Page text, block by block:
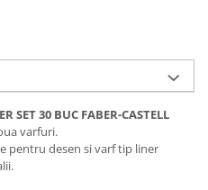
SET 30 BUC FABER-CASTELL
varfuri.
pentru desen si varf tip liner